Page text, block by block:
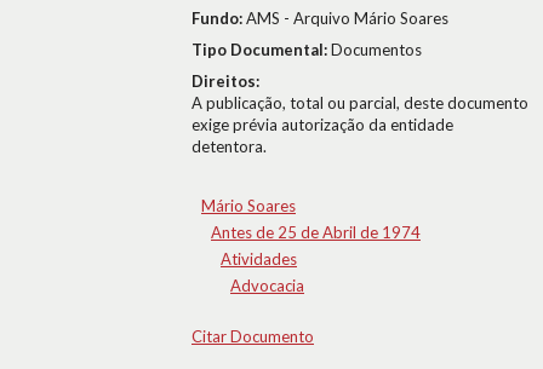
Fundo:AMS - Arquivo Mário Soares
Tipo Documental:Documentos
Direitos:
A publicação, total ou parcial, deste documento
exige prévia autorização da entidade
detentora.
Mário Soares
Antes de 25 de Abril de 1974
Atividades
Advocacia
Citar Documento